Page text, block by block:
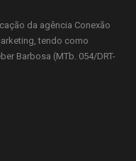
da agência Conexão
tendo como
Barbosa (MTb. 054/DRT-